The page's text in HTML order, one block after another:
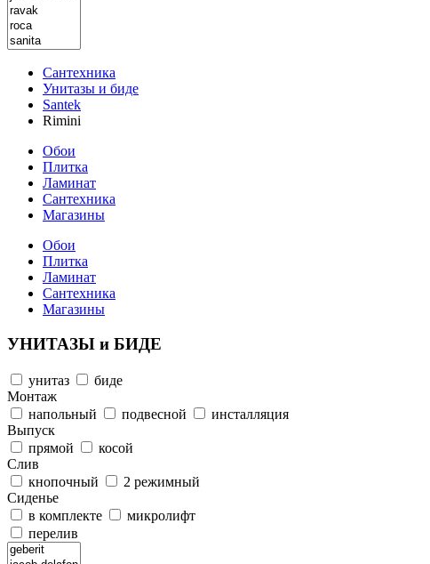
Сантехника
Унитазы и биде
Santek
Rimini
Обои
Плитка
Ламинат
Сантехника
Магазины
Обои
Плитка
Ламинат
Сантехника
Магазины
УНИТАЗЫ и БИДЕ
унитаз
биде
Монтаж
напольный
подвесной
инсталляция
Выпуск
прямой
косой
Слив
кнопочный
2 режимный
Сиденье
в комплекте
микролифт
перелив